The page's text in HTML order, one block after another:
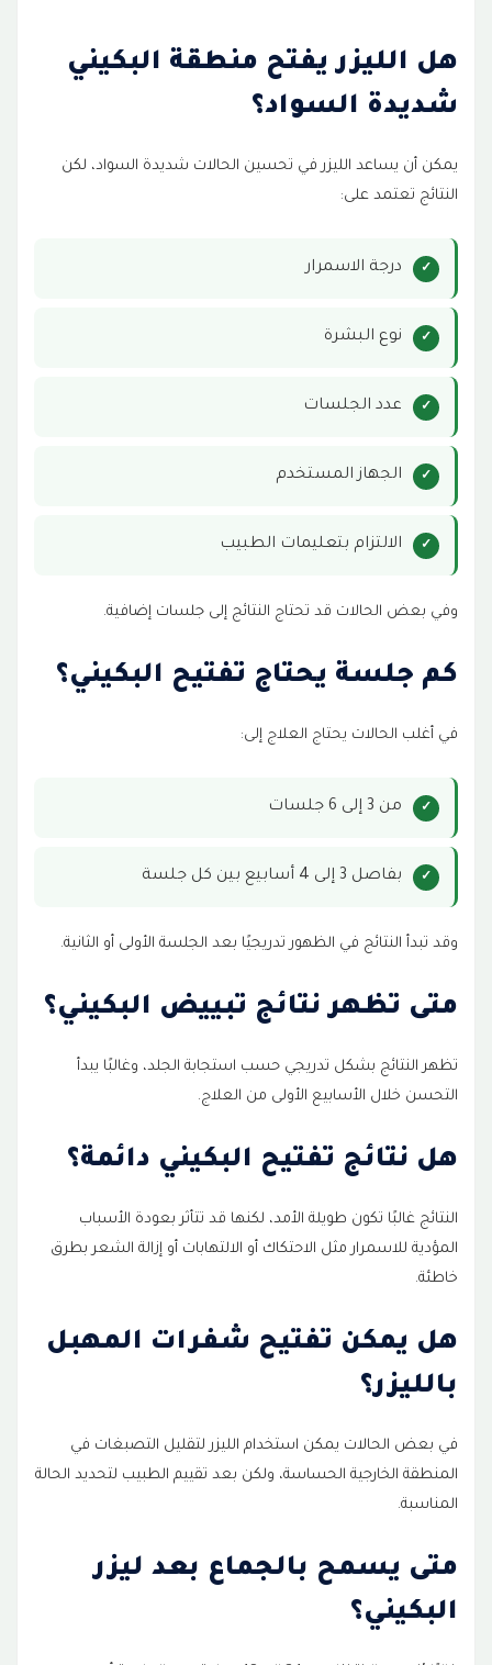
هل الليزر يفتح منطقة البكيني
شديدة السواد؟
يمكن أن يساعد الليزر في تحسين الحالات شديدة السواد، لكن
النتائج تعتمد على:
درجة الاسمرار
نوع البشرة
عدد الجلسات
الجهاز المستخدم
الالتزام بتعليمات الطبيب
وفي بعض الحالات قد تحتاج النتائج إلى جلسات إضافية.
كم جلسة يحتاج تفتيح البكيني؟
في أغلب الحالات يحتاج العلاج إلى:
من 3 إلى 6 جلسات
بفاصل 3 إلى 4 أسابيع بين كل جلسة
وقد تبدأ النتائج في الظهور تدريجيًا بعد الجلسة الأولى أو الثانية.
متى تظهر نتائج تبييض البكيني؟
تظهر النتائج بشكل تدريجي حسب استجابة الجلد، وغالبًا يبدأ
التحسن خلال الأسابيع الأولى من العلاج.
هل نتائج تفتيح البكيني دائمة؟
النتائج غالبًا تكون طويلة الأمد، لكنها قد تتأثر بعودة الأسباب
المؤدية للاسمرار مثل الاحتكاك أو الالتهابات أو إزالة الشعر بطرق
خاطئة.
هل يمكن تفتيح شفرات المهبل
بالليزر؟
في بعض الحالات يمكن استخدام الليزر لتقليل التصبغات في
المنطقة الخارجية الحساسة، ولكن بعد تقييم الطبيب لتحديد الحالة
المناسبة.
متى يسمح بالجماع بعد ليزر
البكيني؟